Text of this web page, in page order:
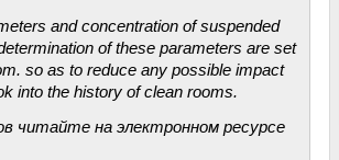
and concentration of suspended
of these parameters are set
so as to reduce any possible impact
into the history of clean rooms.
читайте на электронном ресурсе